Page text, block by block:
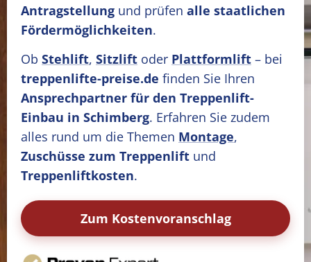
Antragstellung und prüfen alle staatlichen
Fördermöglichkeiten.
Ob Stehlift, Sitzlift oder Plattformlift – bei
treppenlifte-preise.de finden Sie Ihren
Ansprechpartner für den Treppenlift-
Einbau in Schimberg. Erfahren Sie zudem
alles rund um die Themen Montage,
Zuschüsse zum Treppenlift und
Treppenliftkosten.
Zum Kostenvoranschlag